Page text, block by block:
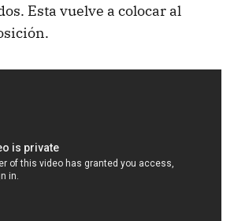
Esta vuelve a colocar al